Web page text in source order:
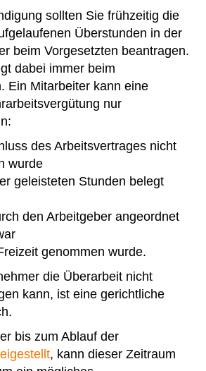
sollten Sie frühzeitig die
Überstunden in der
beim Vorgesetzten beantragen.
dabei immer beim
Ein Mitarbeiter kann eine
nur
des Arbeitsvertrages nicht
wurde
geleisteten Stunden belegt
den Arbeitgeber angeordnet
genommen wurde.
die Überarbeit nicht
kann, ist eine gerichtliche
bis zum Ablauf der
, kann dieser Zeitraum